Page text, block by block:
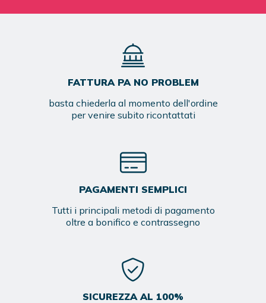
FATTURA PA NO PROBLEM
basta chiederla al momento dell'ordine
per venire subito ricontattati
PAGAMENTI SEMPLICI
Tutti i principali metodi di pagamento
oltre a bonifico e contrassegno
SICUREZZA AL 100%